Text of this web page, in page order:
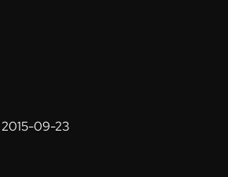
2015-09-23